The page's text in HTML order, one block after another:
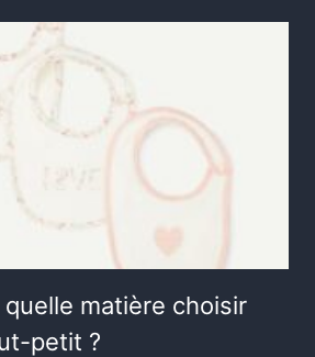
matière choisir
petit ?